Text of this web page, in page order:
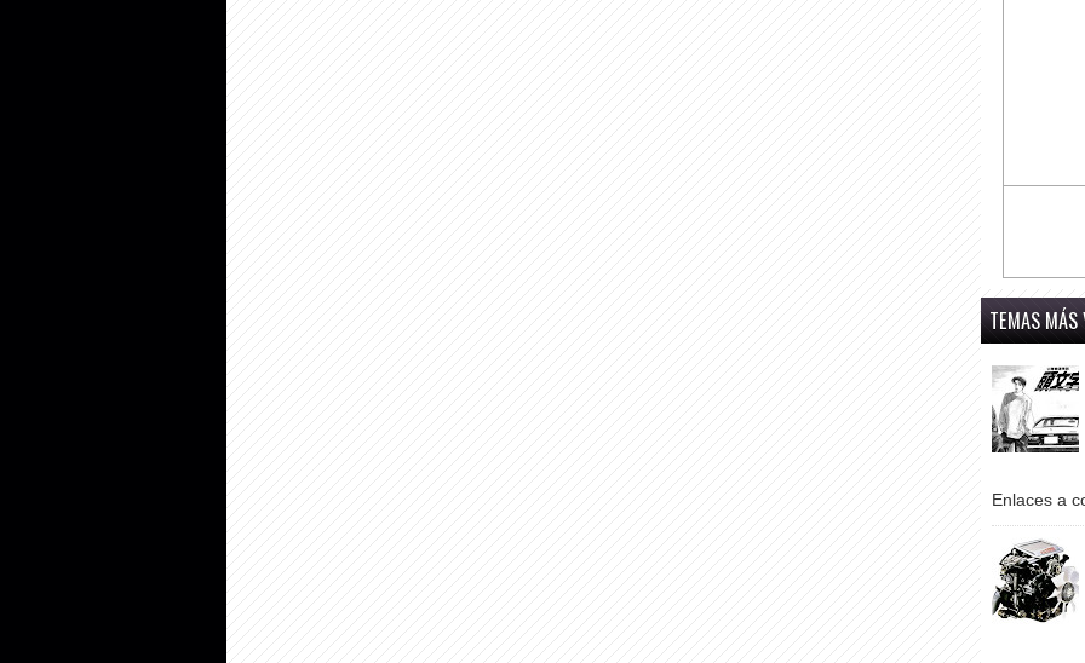
TEMAS MÁS
Enlaces a